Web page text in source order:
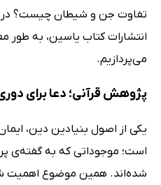
تفاوت جن و شیطان چیست؟ در
انتشارات کتاب یاسین، به
می‌پردازیم.
پژوهش قرآنی؛ دعا برای
یکی از اصول بنیادین دین،
است؛ موجوداتی که به گفته‌ی
شده‌اند. همین موضوع اهمیت